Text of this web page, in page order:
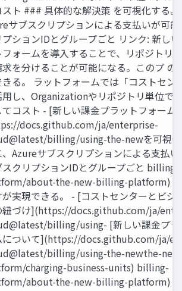
スト ### 具体的な解決策 を可視化する
サブスクリプションによる支払いが可
プションIDとグループごと リンク: 新し
フォームを導入することで、リポジトリ
を分けることが可能になる。このプ の
る。 ラットフォームでは「コストセン
用し、Organizationやリポジトリ単位で
てコスト - [新しい課金プラットフォーム
docs.github.com/ja/enterprise-
billing/using-the-newを可視
、Azureサブスクリプションによる支払
クリプションIDとグループごと billing-
about-the-new-billing-platform) リ
が実現できる。 - [コストセンターとビジ
紐づけ](https://docs.github.com/ja/
billing/using- [新しい課金プラ
について](https://docs.github.com/ja/
billing/using-the-newthe-
charging-business-units) billing-
about-the-new-billing-platform)